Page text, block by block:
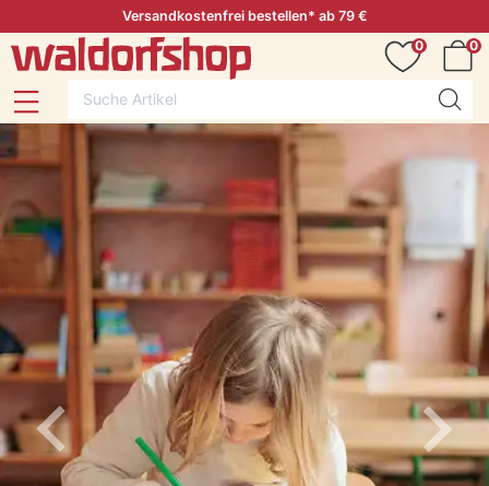
Versandkostenfrei bestellen* ab 79 €
0
0
Previous Next